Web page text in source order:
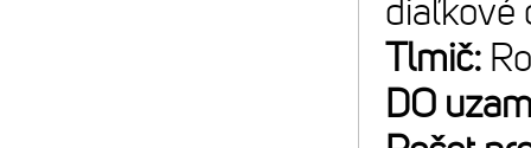
diaľkové
Tlmič:
DO